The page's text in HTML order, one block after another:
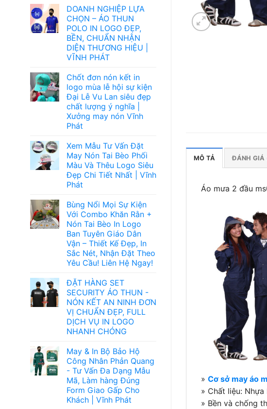
DOANH NGHIỆP LỰA
CHỌN – ÁO THUN
POLO IN LOGO ĐẸP,
BỀN, CHUẨN NHẬN
DIỆN THƯƠNG HIỆU |
VĨNH PHÁT
Chốt đơn nón kết in
logo mùa lễ hội sự kiện
Đại Lễ Vu Lan siêu đẹp
chất lượng ý nghĩa |
Xưởng may nón Vĩnh
Phát
Xem Mẫu Tư Vấn Đặt
May Nón Tai Bèo Phối
Màu Và Thêu Logo Siêu
Đẹp Chi Tiết Nhất | Vĩnh
Phát
Bùng Nổi Mọi Sự Kiện
Với Combo Khăn Rằn +
Nón Tai Bèo In Logo
Ban Tuyên Giáo Dân
Vận – Thiết Kế Đẹp, In
Sắc Nét, Nhận Đặt Theo
Yêu Cầu! Liên Hệ Ngay!
ĐẶT HÀNG SET
SECURITY ÁO THUN -
NÓN KẾT AN NINH ĐƠN
VỊ CHUẨN ĐẸP, FULL
DỊCH VỤ IN LOGO
NHANH CHÓNG
May & In Bộ Bảo Hộ
Công Nhân Phản Quang
- Tư Vấn Đa Dạng Mẫu
Mã, Làm hàng Đúng
Form Giao Gấp Cho
Khách | Vĩnh Phát
MÔ TẢ ĐÁNH GIÁ
Áo mưa 2 đầu
» Cơ sở may áo
» Chất liệu: Nhựa
» Bền và chống